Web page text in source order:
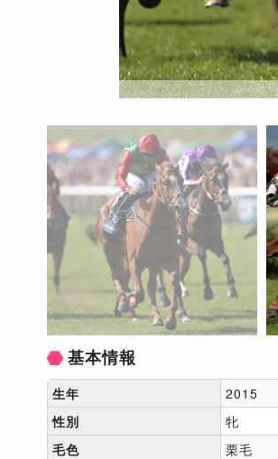
基本情報
生年
2015
性別
牝
毛色
栗毛